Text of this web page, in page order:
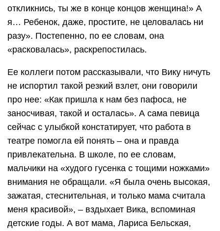
откликнись, ты же в конце концов женщина!» А
я… Ребенок, даже, простите, не целовалась ни
разу». Постепенно, по ее словам, она
«расковалась», раскрепостилась.
Ее коллеги потом рассказывали, что Вику ничуть
не испортил такой резкий взлет, они говорили
про нее: «Как пришла к нам без пафоса, не
заносчивая, такой и осталась». А сама певица
сейчас с улыбкой констатирует, что работа в
театре помогла ей понять – она и правда
привлекательна. В школе, по ее словам,
мальчики на «худого гусенка с тощими ножками»
внимания не обращали. «Я была очень высокая,
зажатая, стеснительная, и только мама считала
меня красивой», – вздыхает Вика, вспоминая
детские годы. А вот мама, Лариса Бельская,